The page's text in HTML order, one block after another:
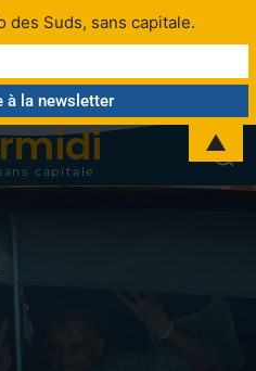
capitale
des Suds, sans capitale.
▲